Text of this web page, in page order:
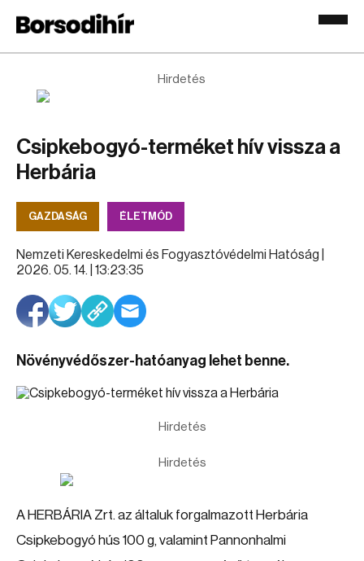
Hirdetés
Csipkebogyó-terméket hív vissza a
Herbária
GAZDASÁG ÉLETMÓD
Nemzeti Kereskedelmi és Fogyasztóvédelmi Hatóság |
2026. 05. 14. | 13:23:35
Növényvédőszer-hatóanyag lehet benne.
Hirdetés
Hirdetés
A HERBÁRIA Zrt. az általuk forgalmazott Herbária
Csipkebogyó hús 100 g, valamint Pannonhalmi